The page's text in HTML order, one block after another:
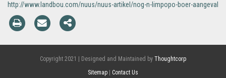
http://www.landbou.com/nuus/nuus-artikel/nog-n-limpopo-boer-aangeval
Copyright 2021 | Designed and Maintained by Thoughtcorp
Sitemap
Contact Us